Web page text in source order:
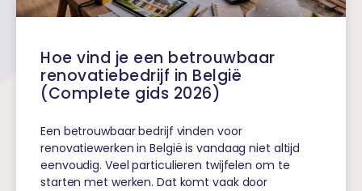
Hoe vind je een betrouwbaar
renovatiebedrijf in België
(Complete gids 2026)
Een betrouwbaar bedrijf vinden voor
renovatiewerken in België is vandaag niet altijd
eenvoudig. Veel particulieren twijfelen om te
starten met werken. Dat komt vaak door